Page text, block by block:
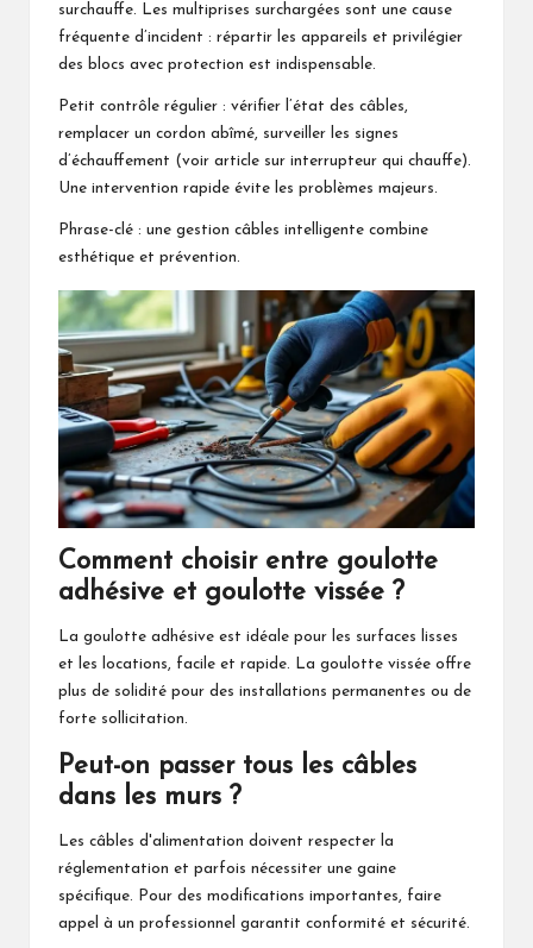
surchauffe. Les multiprises surchargées sont une cause
fréquente d’incident : répartir les appareils et privilégier
des blocs avec protection est indispensable.
Petit contrôle régulier : vérifier l’état des câbles,
remplacer un cordon abîmé, surveiller les signes
d’échauffement (voir article sur interrupteur qui chauffe).
Une intervention rapide évite les problèmes majeurs.
Phrase-clé : une gestion câbles intelligente combine
esthétique et prévention.
Comment choisir entre goulotte
adhésive et goulotte vissée ?
La goulotte adhésive est idéale pour les surfaces lisses
et les locations, facile et rapide. La goulotte vissée offre
plus de solidité pour des installations permanentes ou de
forte sollicitation.
Peut-on passer tous les câbles
dans les murs ?
Les câbles d'alimentation doivent respecter la
réglementation et parfois nécessiter une gaine
spécifique. Pour des modifications importantes, faire
appel à un professionnel garantit conformité et sécurité.